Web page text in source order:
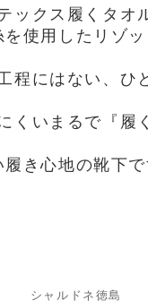
ックス履くタオ
使用したリゾ
程にはない、ひ
くいまるで『履
履き心地の靴下
シャルドネ徳島